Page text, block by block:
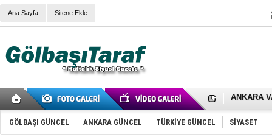
Ana Sayfa Sitene Ekle
Cemal
Samet
FAİZ
GÖLBAŞI GÜNCEL ANKARA GÜNCEL TÜRKİYE GÜNCEL SİYASET